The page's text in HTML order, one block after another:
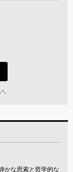
。
かな思索と哲学的な